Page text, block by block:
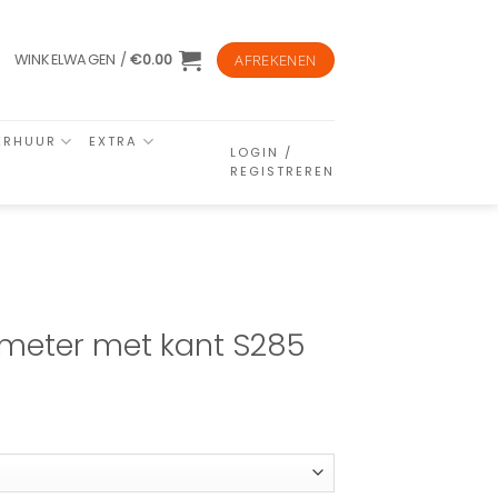
WINKELWAGEN /€0.00 AFREKENEN
EXTRA
LOGIN /
REGISTREREN
met kant S285